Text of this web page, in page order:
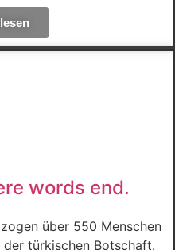
words end.
über 550 Menschen
türkischen Botschaft.